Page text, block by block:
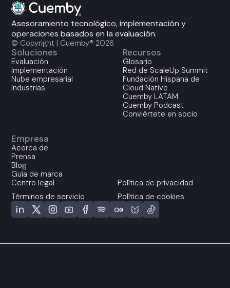
Asesoramiento tecnológico, implementación y
operaciones basados en la evaluación.
© Copyright | Cuemby® 2026
Soluciones
Evaluación
Implementación
Nube empresarial
Industrias
Recursos
Glosario
Red de ScaleUp Summit
Fundación Hispana de
Cloud Native
Cuemby LATAM
Cuemby Podcast
Conviértete en socio
Empresa
Acerca de
Prensa
Blog
Guía de marca
Centro legal
Política de privacidad
Términos de servicio
Política de cookies